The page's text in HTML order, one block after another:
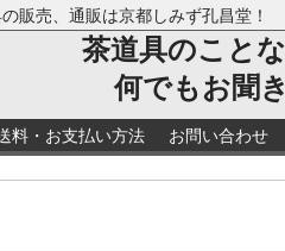
販売、通販は京都しみず孔昌堂！
茶道具のこと
何でもお聞
料・お支払い方法 お問い合わせ